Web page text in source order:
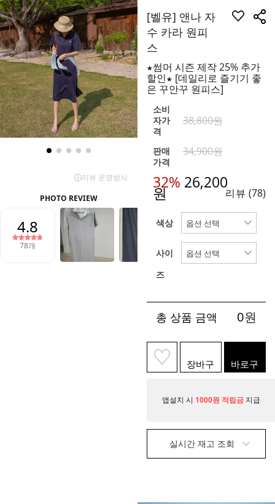
[벨유] 앤나 자
수 카라 원피
스
★썸머 시즌 제작 25% 추가
할인★ [데일리로 즐기기 좋
은 꾸안꾸 원피스]
소비
자가
격
38,800원
판매
가격
34,900원
32% 26,200
원 리뷰 (78)
색상
사이
즈
총 상품 금액 0원
장바구
니
바로구
매
앱설치 시 1000원 적립금 지급
실시간 재고 조회